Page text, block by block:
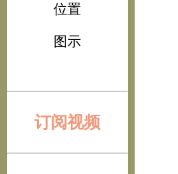
位置
图示
订阅视频